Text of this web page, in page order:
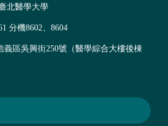
北醫學大學
分機8602、8604
義區吳興街250號（醫學綜合大樓後棟